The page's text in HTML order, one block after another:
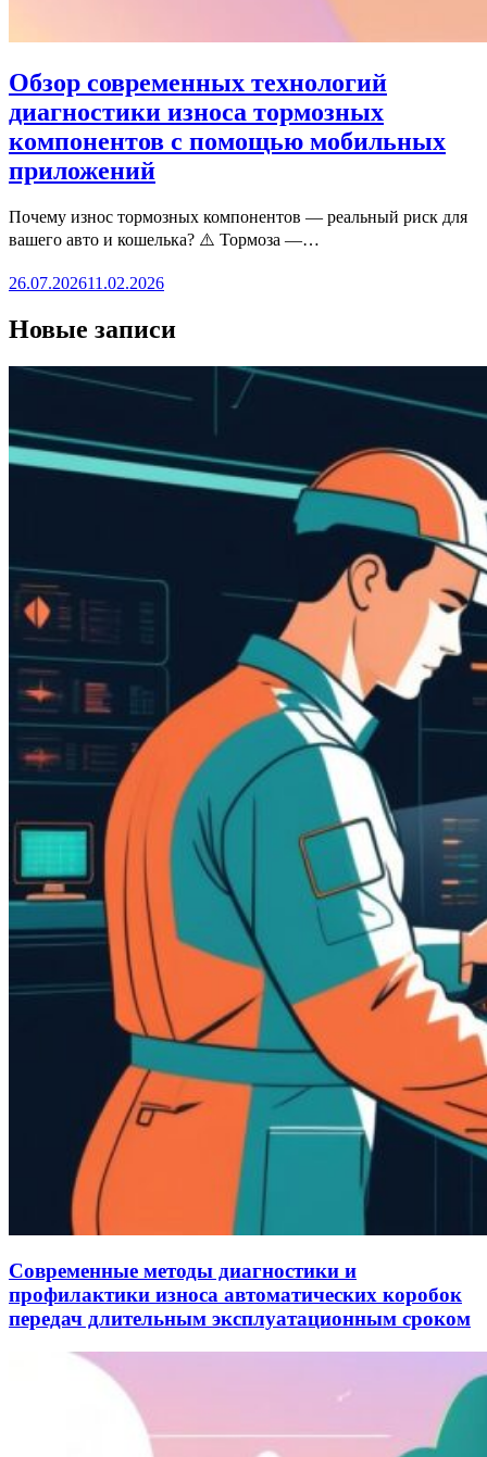
Обзор современных технологий
диагностики износа тормозных
компонентов с помощью мобильных
приложений
Почему износ тормозных компонентов — реальный риск для
вашего авто и кошелька? ⚠️ Тормоза —…
26.07.202611.02.2026
Новые записи
Современные методы диагностики и
профилактики износа автоматических коробок
передач длительным эксплуатационным сроком